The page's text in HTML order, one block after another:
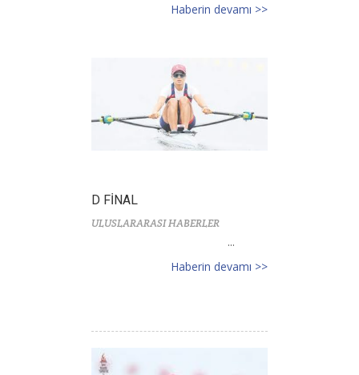
Haberin devamı >>
D FİNAL
ULUSLARARASI HABERLER
...
Haberin devamı >>